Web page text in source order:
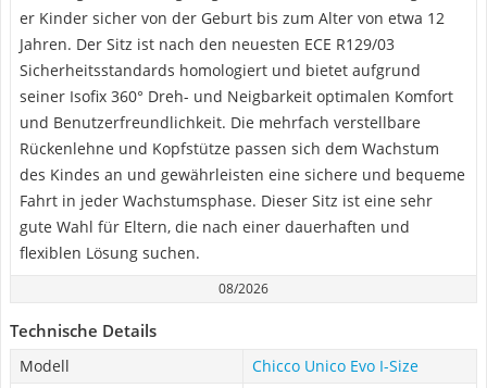
er Kinder sicher von der Geburt bis zum Alter von etwa 12
Jahren. Der Sitz ist nach den neuesten ECE R129/03
Sicherheitsstandards homologiert und bietet aufgrund
seiner Isofix 360° Dreh- und Neigbarkeit optimalen Komfort
und Benutzerfreundlichkeit. Die mehrfach verstellbare
Rückenlehne und Kopfstütze passen sich dem Wachstum
des Kindes an und gewährleisten eine sichere und bequeme
Fahrt in jeder Wachstumsphase. Dieser Sitz ist eine sehr
gute Wahl für Eltern, die nach einer dauerhaften und
flexiblen Lösung suchen.
08/2026
Technische Details
Modell
Chicco Unico Evo I-Size